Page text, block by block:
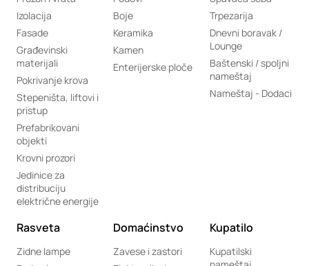
Izolacija
Fasade
Građevinski
materijali
Pokrivanje krova
Stepeništa, liftovi i
pristup
Prefabrikovani
objekti
Krovni prozori
Jedinice za
distribuciju
električne energije
Boje
Keramika
Kamen
Enterijerske ploče
Trpezarija
Dnevni boravak /
Lounge
Baštenski / spoljni
nameštaj
Nameštaj - Dodaci
Rasveta
Zidne lampe
Domaćinstvo
Zavese i zastori
Kupatilo
Kupatilski